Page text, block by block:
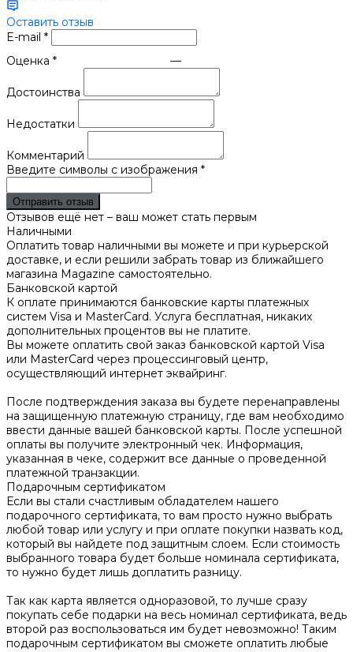
Оставить отзыв
E-mail *
Оценка * —
Достоинства
Недостатки
Комментарий
Введите символы с изображения *
Отправить отзыв
Отзывов ещё нет – ваш может стать первым
Наличными
Оплатить товар наличными вы можете и при курьерской
доставке, и если решили забрать товар из ближайшего
магазина Magazine самоcтоятельно.
Банковской картой
К оплате принимаются банковские карты платежных
систем Visa и MasterCard. Услуга бесплатная, никаких
дополнительных процентов вы не платите.
Вы можете оплатить свой заказ банковской картой Visa
или MasterCard через процессинговый центр,
осуществляющий интернет эквайринг.
После подтверждения заказа вы будете перенаправлены
на защищенную платежную страницу, где вам необходимо
ввести данные вашей банковской карты. После успешной
оплаты вы получите электронный чек. Информация,
указанная в чеке, содержит все данные о проведенной
платежной транзакции.
Подарочным сертификатом
Если вы стали счастливым обладателем нашего
подарочного сертификата, то вам просто нужно выбрать
любой товар или услугу и при оплате покупки назвать код,
который вы найдете под защитным слоем. Если стоимость
выбранного товара будет больше номинала сертификата,
то нужно будет лишь доплатить разницу.
Так как карта является одноразовой, то лучше сразу
покупать себе подарки на весь номинал сертификата, ведь
второй раз воспользоваться им будет невозможно! Таким
подарочным сертификатом вы сможете оплатить любые